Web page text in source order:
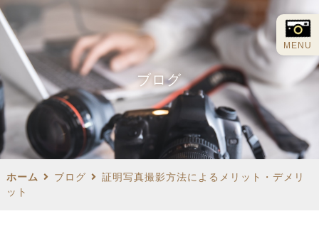
MENU
ブログ
ホーム ブログ
証明写真撮影方法によるメリット・デメリ
ット